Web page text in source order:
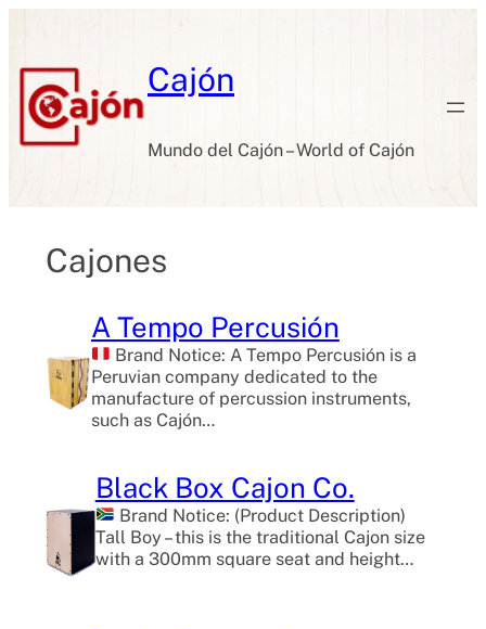
Cajón
Mundo del Cajón – World of Cajón
Cajones
A Tempo Percusión
Brand Notice: A Tempo Percusión is a
Peruvian company dedicated to the
manufacture of percussion instruments,
such as Cajón…
Black Box Cajon Co.
Brand Notice: (Product Description)
Tall Boy – this is the traditional Cajon size
with a 300mm square seat and height…